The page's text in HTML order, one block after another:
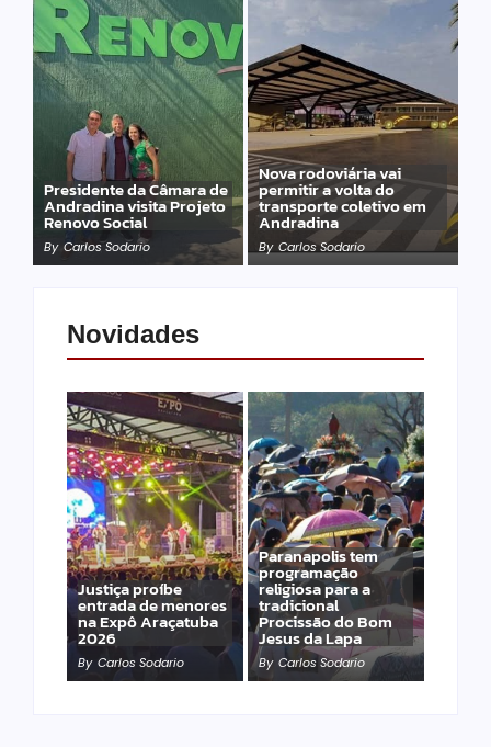
Presidente da Câmara de
Andradina visita Projeto
Renovo Social
By Carlos Sodario
Nova rodoviária vai
permitir a volta do
transporte coletivo em
Andradina
By Carlos Sodario
Novidades
Justiça proíbe
entrada de menores
na Expô Araçatuba
2026
By Carlos Sodario
Paranapolis tem
programação
religiosa para a
tradicional
Procissão do Bom
Jesus da Lapa
By Carlos Sodario